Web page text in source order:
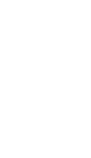
Instagram